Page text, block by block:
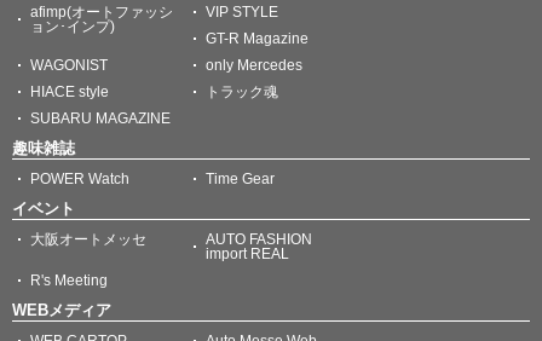
afimp(オートファッシ
ョン･インプ)
VIP STYLE
GT-R Magazine
WAGONIST
only Mercedes
HIACE style
トラック魂
SUBARU MAGAZINE
趣味雑誌
POWER Watch Time Gear
イベント
大阪オートメッセ
AUTO FASHION
import REAL
R's Meeting
WEBメディア